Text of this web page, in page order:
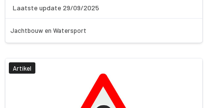
Laatste update 29/09/2025
Jachtbouw en Watersport
Artikel